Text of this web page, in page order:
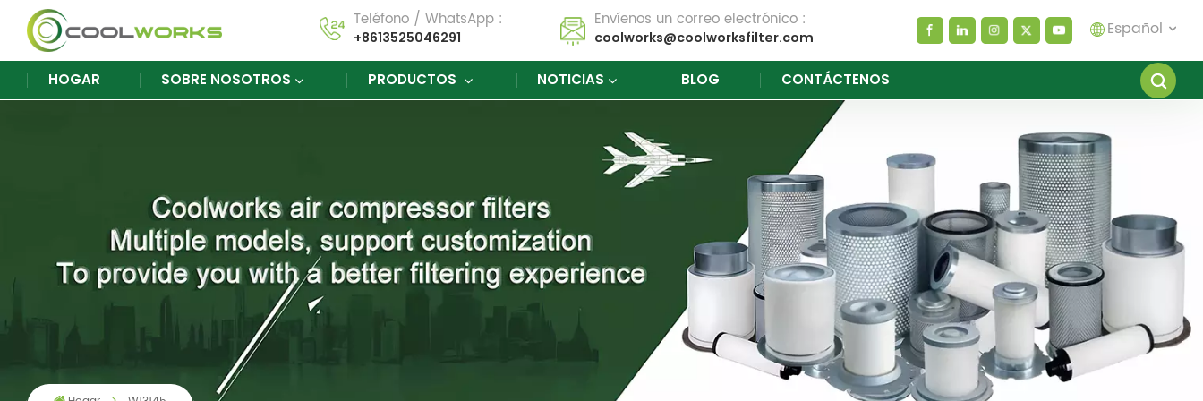
Teléfono / WhatsApp :
+8613525046291
Envíenos un correo electrónico :
coolworks@coolworksfilter.com Español
español
العربية
русский
Melayu
HOGAR SOBRE NOSOTROS PRODUCTOS NOTICIAS BLOG CONTÁCTENOS